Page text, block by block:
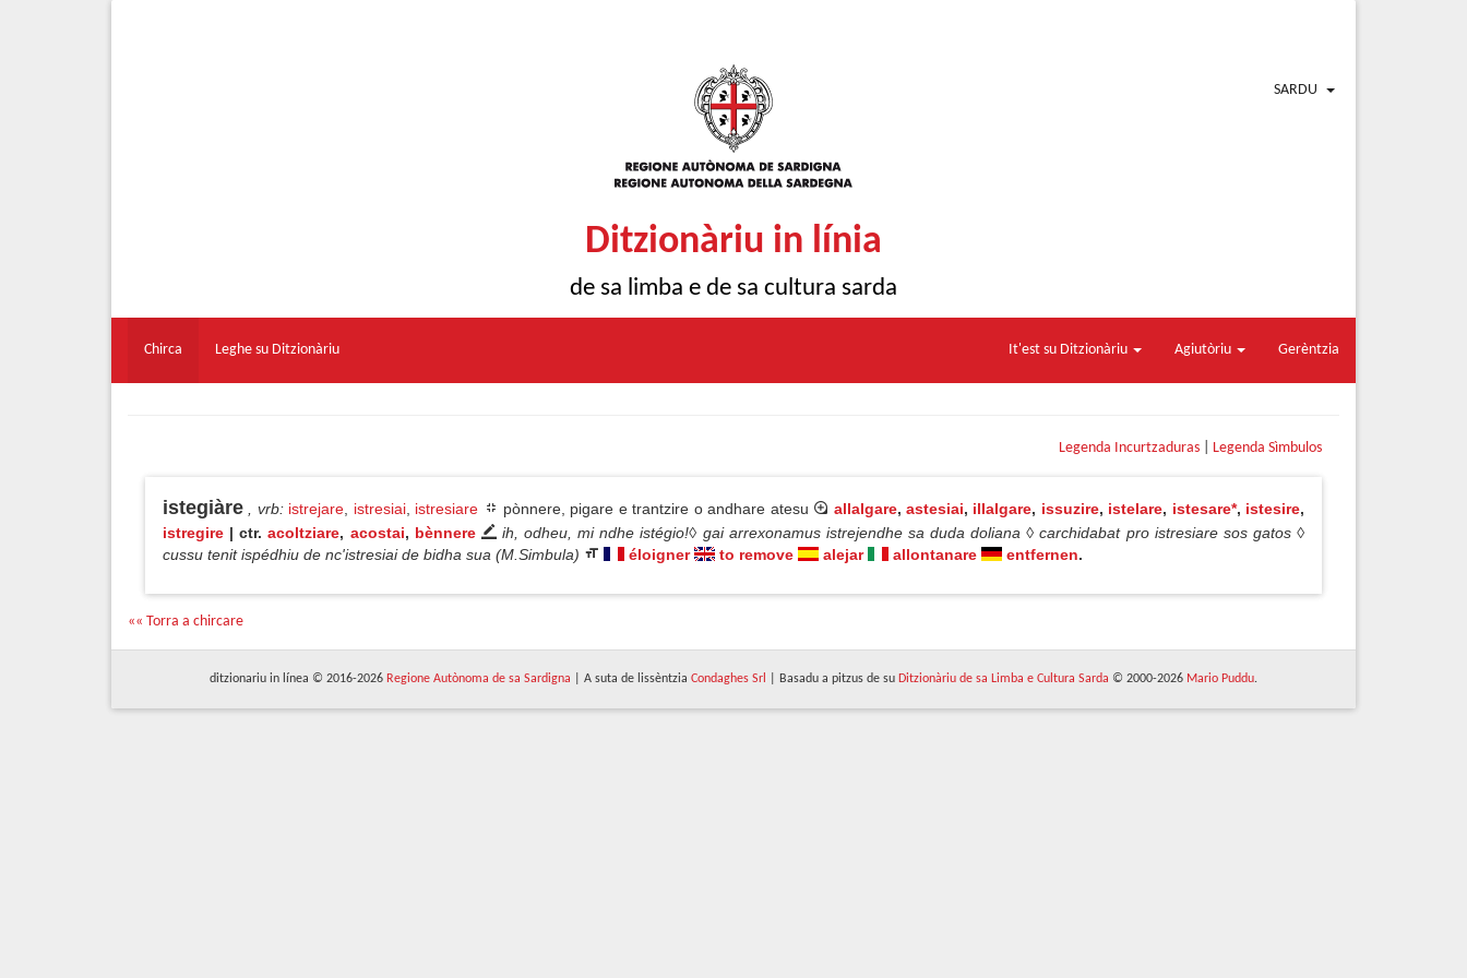
SARDU
Ditzionàriu in línia
de sa limba e de sa cultura sarda
Chirca Leghe su Ditzionàriu It'est su Ditzionàriu Agiutòriu Gerèntzia
Legenda Incurtzaduras Legenda Sìmbulos
istegiàre , vrb: istrejare istresiai, istresiare pònnere, pigare e trantzire o andhare atesu allalgare, astesiai, illalgare, issuzire, istelare, istesare*, istesire,
istregire | ctr. acoltziare, acostai, bènnere
ih, odheu, mi ndhe istégio!◊ gai arrexonamus istrejendhe sa duda doliana ◊ carchidabat pro istresiare sos gatos ◊
cussu tenit ispédhiu de nc'istresiai de bidha sua (M.Simbula)
éloigner to remove alejar allontanare entfernen.
«« Torra a chircare
ditzionariu in línea © 2016-2026 Regione Autònoma de sa Sardigna | A suta de lissèntzia Condaghes Srl | Basadu a pitzus de su Ditzionàriu de sa Limba e Cultura Sarda © 2000-2026 Mario Puddu.